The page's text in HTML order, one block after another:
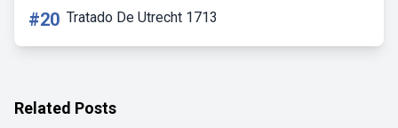
#20 Tratado De Utrecht 1713
Related Posts